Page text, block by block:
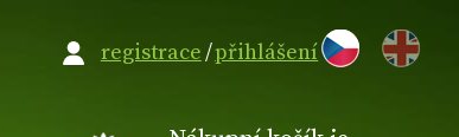
EN
registrace/přihlášení